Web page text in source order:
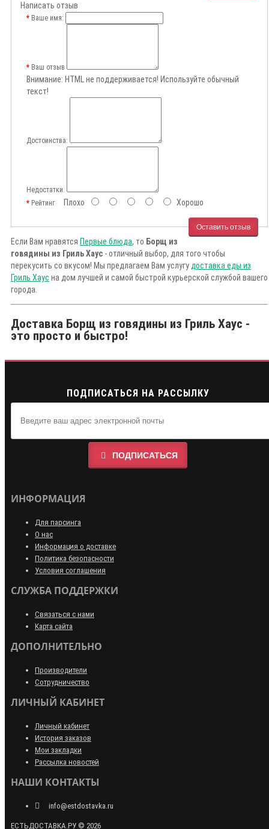
Написать отзыв
Ваше имя:
Ваш отзыв
Внимание: HTML не поддерживается! Используйте обычный
текст!
Достоинства:
Недостатки:
РейтингПлохо Хорошо
Оставить отзыв
Если Вам нравятся Первые блюда, то Борщ из
говядины из Гриль Хаус - отличный выбор, для того чтобы
перекусить со вкусом! Мы предлагаем Вам услугу доставка еды из
Гриль Хаус на дом лучшей и самой быстрой курьерской службой вашего
города.
Доставка Борщ из говядины из Гриль Хаус -
это просто и быстро!
ПОДПИСАТЬСЯ НА РАССЫЛКУ
ПОДПИСАТЬСЯ
ИНФОРМАЦИЯ
Для парсинга
О нас
Информация о доставке
Политика безопасности
Условия соглашения
СЛУЖБА ПОДДЕРЖКИ
Связаться с нами
Карта сайта
ДОПОЛНИТЕЛЬНО
Производители
Сотрудничество
ЛИЧНЫЙ КАБИНЕТ
Личный кабинет
История заказов
Мои закладки
Рассылка новостей
НАШИ КОНТАКТЫ
info@estdostavka.ru
ЕСТЬДОСТАВКА.РУ © 2026